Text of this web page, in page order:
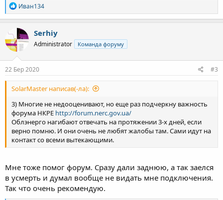
Р
е
а
к
ц
і
:
Иван134
Serhiy
Administrator Команда форуму
22 Бер 2020 #3
SolarMaster написав(-ла):
3) Многие не недооценивают, но еще раз подчеркну важность
форума НКРЕ http://forum.nerc.gov.ua/
Облэнерго нагибают отвечать на протяжении 3-х дней, если
верно помню. И они очень не любят жалобы там. Сами идут на
контакт со всеми вытекающими.
Мне тоже помог форум. Сразу дали заднюю, а так заелся
в усмерть и думал вообще не видать мне подключения.
Так что очень рекомендую.